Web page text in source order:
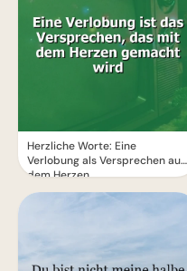
Herzliche Worte: Eine
Verlobung als Versprechen aus
dem Herzen